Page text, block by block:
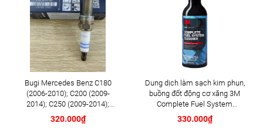
Bugi Mercedes Benz C180
(2006-2010); C200 (2009-
2014); C250 (2009-2014);
E250 (2009-2013); G500
(2008-2015); GL450 (2006-
320.000₫
Dung dịch làm sạch kim phun,
buồng đốt động cơ xăng 3M
Complete Fuel System
Cleaner 473ml (08813)
330.000₫